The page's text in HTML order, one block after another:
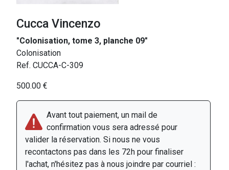
Cucca Vincenzo
"Colonisation, tome 3, planche 09"
Colonisation
Ref. CUCCA-C-309
500.00 €
Avant tout paiement, un mail de
confirmation vous sera adressé pour
valider la réservation. Si nous ne vous
recontactons pas dans les 72h pour finaliser
l'achat, n'hésitez pas à nous joindre par courriel :